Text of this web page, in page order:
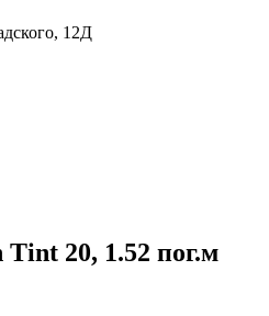
12Д
20, 1.52 пог.м